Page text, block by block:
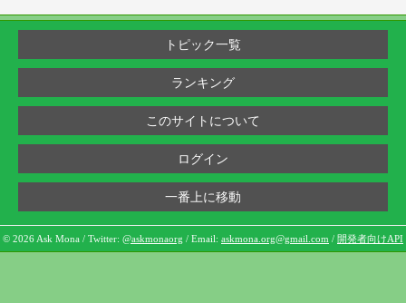
トピック一覧
ランキング
このサイトについて
ログイン
一番上に移動
© 2026 Ask Mona / Twitter: @askmonaorg / Email: askmona.org@gmail.com / 開発者向けAPI